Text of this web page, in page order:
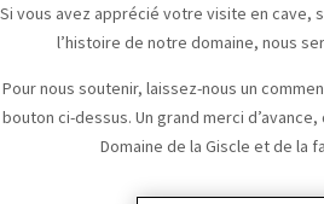
Si vous avez apprécié votre visite en cave,
l’histoire de notre domaine, nous
Pour nous soutenir, laissez-nous un
bouton ci-dessus. Un grand merci
Domaine de la Giscle et de la